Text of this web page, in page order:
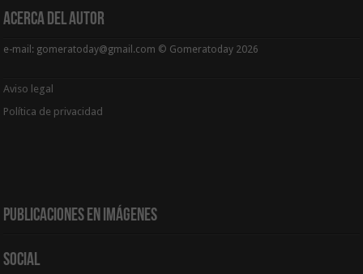
Acerca del Autor
e-mail: gomeratoday@gmail.com © Gomeratoday 2026
Aviso legal
Política de privacidad
Publicaciones en Imágenes
Social